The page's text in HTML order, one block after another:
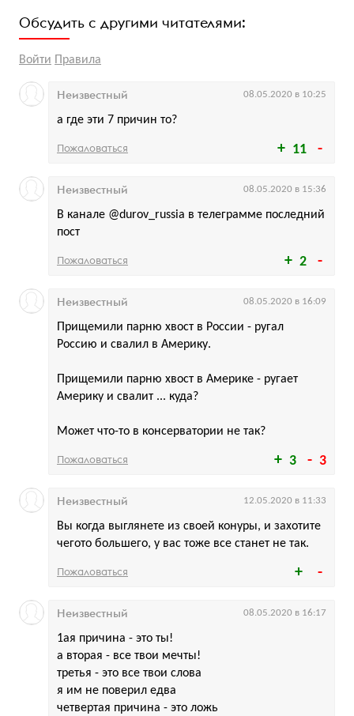
Обсудить с другими читателями:
Войти Правила
11
а где эти 7 причин то?
Неизвестный 08.05.2020 в 10:25
Пожаловаться
2
В канале @durov_russia в телеграмме последний
пост
Неизвестный 08.05.2020 в 15:36
Пожаловаться
3 3
Прищемили парню хвост в России - ругал
Россию и свалил в Америку.
Прищемили парню хвост в Америке - ругает
Америку и свалит ... куда?
Может что-то в консерватории не так?
Неизвестный 08.05.2020 в 16:09
Пожаловаться
Вы когда выглянете из своей конуры, и захотите
чегото большего, у вас тоже все станет не так.
Неизвестный 12.05.2020 в 11:33
Пожаловаться
1ая причина - это ты!
а вторая - все твои мечты!
третья - это все твои слова
я им не поверил едва
четвертая причина - это ложь
Неизвестный 08.05.2020 в 16:17